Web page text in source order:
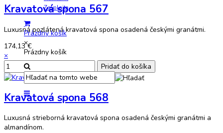
Zavolajte
Prázdny košík
×
Prázdny košík
Kravatová spona 567
Luxusná pozlátená kravatová spona osadená českými granátmi.
174,13 €
×
Kravatová spona 568
Luxusná strieborná kravatová spona osadená českými granátmi a
almandínom.